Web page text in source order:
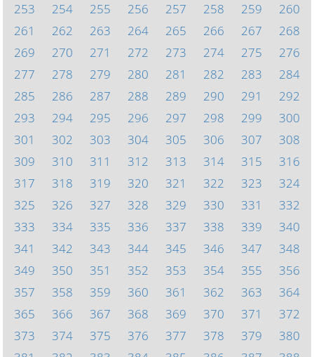
253
254 255 256 257 258 259
260
261
262 263 264 265 266 267
268
269
270 271 272 273 274 275
276
277
278 279 280 281 282 283
284
285
286 287 288 289 290 291
292
293
294 295 296 297 298 299
300
301
302 303 304 305 306 307
308
309
310 311 312 313 314 315
316
317
318 319 320 321 322 323
324
325
326 327 328 329 330 331
332
333
334 335 336 337 338 339
340
341
342 343 344 345 346 347
348
349
350 351 352 353 354 355
356
357
358 359 360 361 362 363
364
365
366 367 368 369 370 371
372
373
374 375 376 377 378 379
380